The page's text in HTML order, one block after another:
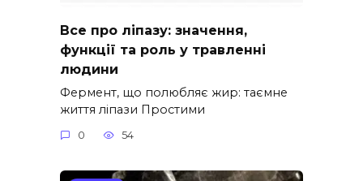
Все про ліпазу: значення,
функції та роль у травленні
людини
Фермент, що полюбляє жир: таємне
життя ліпази Простими
0 54